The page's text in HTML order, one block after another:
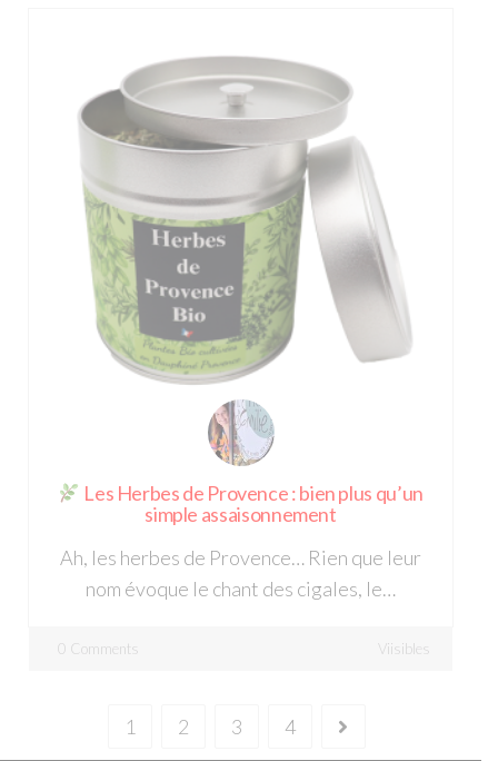
Les Herbes de Provence : bien plus qu’un
simple assaisonnement
Ah, les herbes de Provence… Rien que leur
nom évoque le chant des cigales, le…
0 Comments Viisibles
1 2 3 4